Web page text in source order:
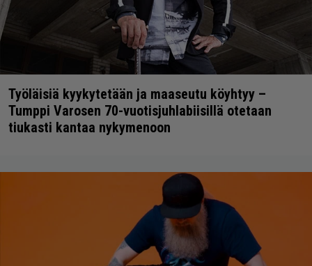
Työläisiä kyykytetään ja maaseutu köyhtyy –
Tumppi Varosen 70-vuotisjuhlabiisillä otetaan
tiukasti kantaa nykymenoon